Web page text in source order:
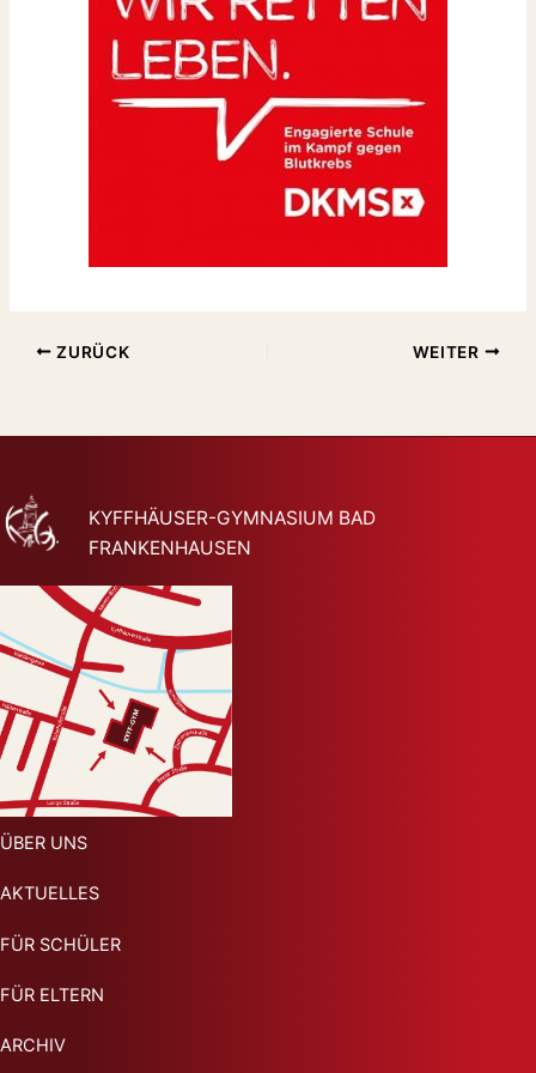
ZURÜCK WEITER
KYFFHÄUSER-GYMNASIUM BAD
FRANKENHAUSEN
ÜBER UNS
AKTUELLES
FÜR SCHÜLER
FÜR ELTERN
ARCHIV